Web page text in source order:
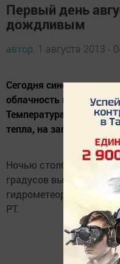
Первый день
дождливым
автор, 1 августа 2013 -
Сегодня синоптики
облачность и дожди на
Температура воздуха
тепла, на западе - до 25.
Ночью столбики
градусов выше нуля,
гидрометеорологии и
РТ.